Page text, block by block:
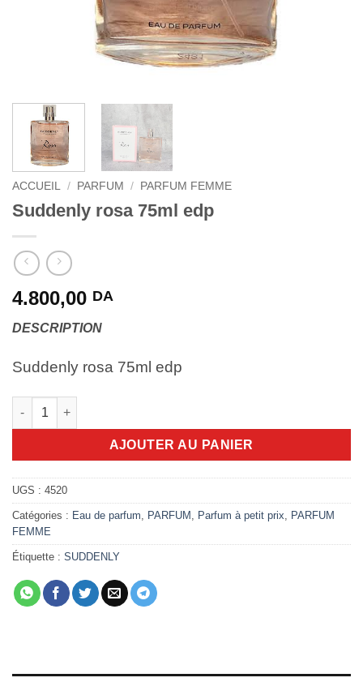
ACCUEIL / PARFUM / PARFUM FEMME
Suddenly rosa 75ml edp
4.800,00 DA
DESCRIPTION
Suddenly rosa 75ml edp
quantité de Suddenly rosa 75ml edp
AJOUTER AU PANIER
UGS : 4520
Catégories : Eau de parfum PARFUM Parfum à petit prix
PARFUM
FEMME
Étiquette : SUDDENLY